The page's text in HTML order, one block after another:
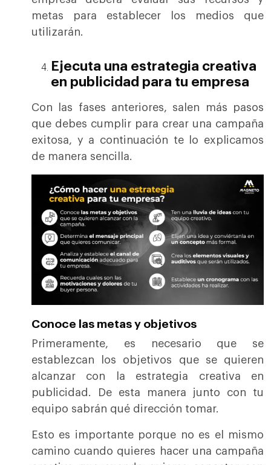
metas para establecer los medios que
utilizarán.
Ejecuta una estrategia creativa
en publicidad para tu empresa
Con las fases anteriores, salen más pasos
que debes cumplir para crear una campaña
exitosa, y a continuación te lo explicamos
de manera sencilla.
Conoce las metas y objetivos
Primeramente, es necesario que se
establezcan los objetivos que se quieren
alcanzar con la estrategia creativa en
publicidad. De esta manera junto con tu
equipo sabrán qué dirección tomar.
Esto es importante porque no es el mismo
camino cuando quieres hacer una campaña